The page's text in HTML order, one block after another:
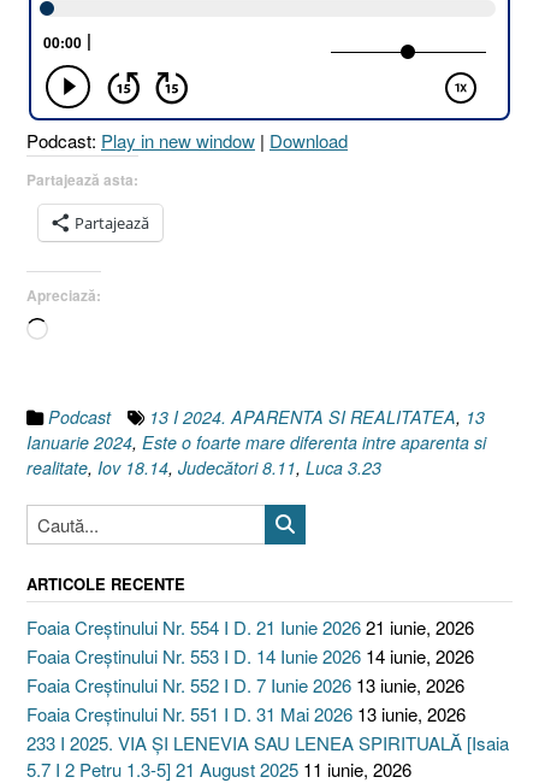
Judecători
8.11
Podcast: Play in new window | Download
Partajează asta:
Partajează
Apreciază:
Încarc...
Podcast 13 I 2024. APARENTA SI REALITATEA, 13
Ianuarie 2024, Este o foarte mare diferenta intre aparenta si
realitate, Iov 18.14, Judecători 8.11, Luca 3.23
ARTICOLE RECENTE
Foaia Creștinului Nr. 554 I D. 21 Iunie 202621 iunie, 2026
Foaia Creștinului Nr. 553 I D. 14 Iunie 2026 14 iunie, 2026
Foaia Creștinului Nr. 552 I D. 7 Iunie 2026 13 iunie, 2026
Foaia Creștinului Nr. 551 I D. 31 Mai 2026 13 iunie, 2026
233 I 2025. VIA ȘI LENEVIA SAU LENEA SPIRITUALĂ [Isaia
5.7 I 2 Petru 1.3-5] 21 August 2025 11 iunie, 2026